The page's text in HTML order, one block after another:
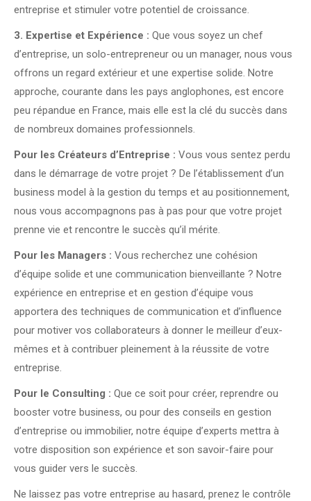
entreprise et stimuler votre potentiel de croissance.
3. Expertise et Expérience : Que vous soyez un chef
d’entreprise, un solo-entrepreneur ou un manager, nous vous
offrons un regard extérieur et une expertise solide. Notre
approche, courante dans les pays anglophones, est encore
peu répandue en France, mais elle est la clé du succès dans
de nombreux domaines professionnels.
Pour les Créateurs d’Entreprise : Vous vous sentez perdu
dans le démarrage de votre projet ? De l’établissement d’un
business model à la gestion du temps et au positionnement,
nous vous accompagnons pas à pas pour que votre projet
prenne vie et rencontre le succès qu’il mérite.
Pour les Managers : Vous recherchez une cohésion
d’équipe solide et une communication bienveillante ? Notre
expérience en entreprise et en gestion d’équipe vous
apportera des techniques de communication et d’influence
pour motiver vos collaborateurs à donner le meilleur d’eux-
mêmes et à contribuer pleinement à la réussite de votre
entreprise.
Pour le Consulting : Que ce soit pour créer, reprendre ou
booster votre business, ou pour des conseils en gestion
d’entreprise ou immobilier, notre équipe d’experts mettra à
votre disposition son expérience et son savoir-faire pour
vous guider vers le succès.
Ne laissez pas votre entreprise au hasard, prenez le contrôle